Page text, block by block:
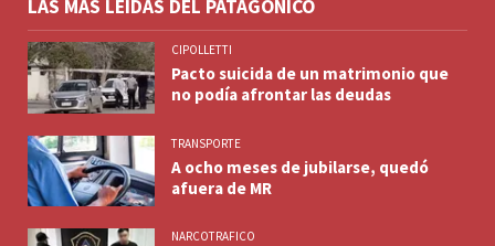
LAS MÁS LEÍDAS DEL PATAGÓNICO
CIPOLLETTI
Pacto suicida de un matrimonio que
no podía afrontar las deudas
TRANSPORTE
A ocho meses de jubilarse, quedó
afuera de MR
NARCOTRAFICO